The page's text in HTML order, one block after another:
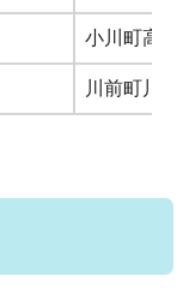
小川町高萩
川前町川前